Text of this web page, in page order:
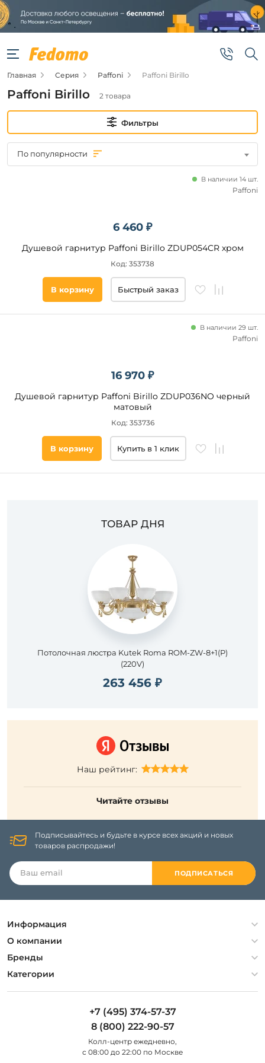
Фильтры
Цена
от
Наличие
Главная Серия Paffoni Paffoni Birillo
Paffoni Birillo 2 товара
Фильтры
По популярности
6 460 ₽
Душевой гарнитур Paffoni Birillo ZDUP054CR хром
В наличии 14 шт.
Код: 353738
Paffoni
В корзину Быстрый заказ
16 970 ₽
Душевой гарнитур Paffoni Birillo ZDUP036NO черный
матовый
В наличии 29 шт.
Код: 353736
Paffoni
В корзину Купить в 1 клик
ТОВАР ДНЯ
Потолочная люстра Kutek Roma ROM-ZW-8+1(P)
(220V)
263 456 ₽
Наш рейтинг:
Читайте отзывы
Подписывайтесь и будьте в курсе всех акций и новых
товаров распродажи!
ПОДПИСАТЬСЯ
Информация
Политика конфиденциальности
Гарантия
Оплата и доставка
О компании
О компании
Контакты
Бренды
Artelamp
Категории
Люстры
Уличные светильники
+7 (495) 374-57-37
8 (800) 222-90-57
Колл-центр eжедневно,
с 08:00 до 22:00 по Москве